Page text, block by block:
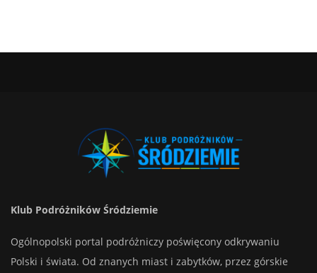
Klub Podróżników Śródziemie
Ogólnopolski portal podróżniczy poświęcony odkrywaniu
Polski i świata. Od znanych miast i zabytków, przez górskie